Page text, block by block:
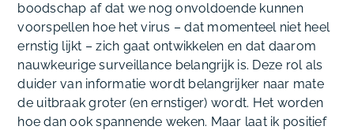
boodschap af dat we nog onvoldoende kunnen
voorspellen hoe het virus – dat momenteel niet heel
ernstig lijkt – zich gaat ontwikkelen en dat daarom
nauwkeurige surveillance belangrijk is. Deze rol als
duider van informatie wordt belangrijker naar mate
de uitbraak groter (en ernstiger) wordt. Het worden
hoe dan ook spannende weken. Maar laat ik positief